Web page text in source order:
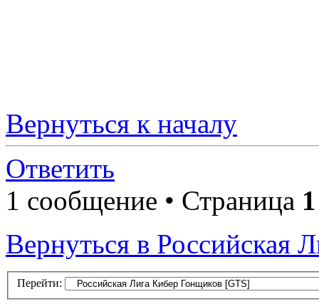
Вернуться к началу
Ответить
1 сообщение • Страница 1
Вернуться в Российская
Перейти: